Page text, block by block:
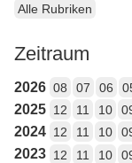
Alle Rubriken
Zeitraum
2026 08 07 06
2025 12 11 10
2024 12 11 10
2023 12 11 10